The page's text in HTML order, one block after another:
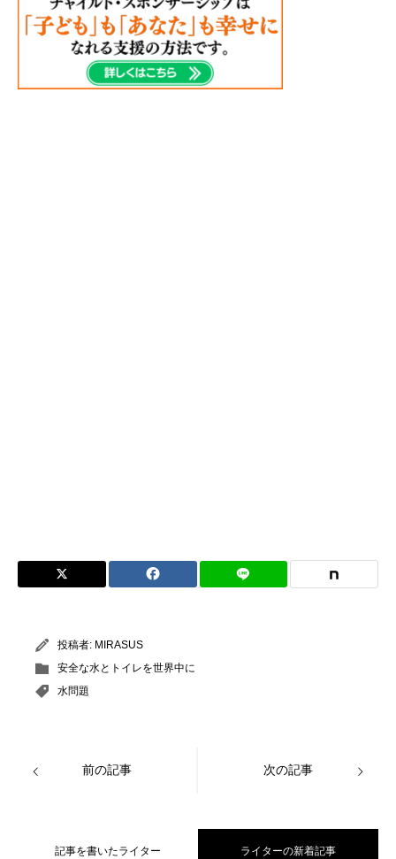
投稿者: MIRASUS
安全な水とトイレを世界中に
水問題
前の記事 次の記事
記事を書いたライター ライターの新着記事